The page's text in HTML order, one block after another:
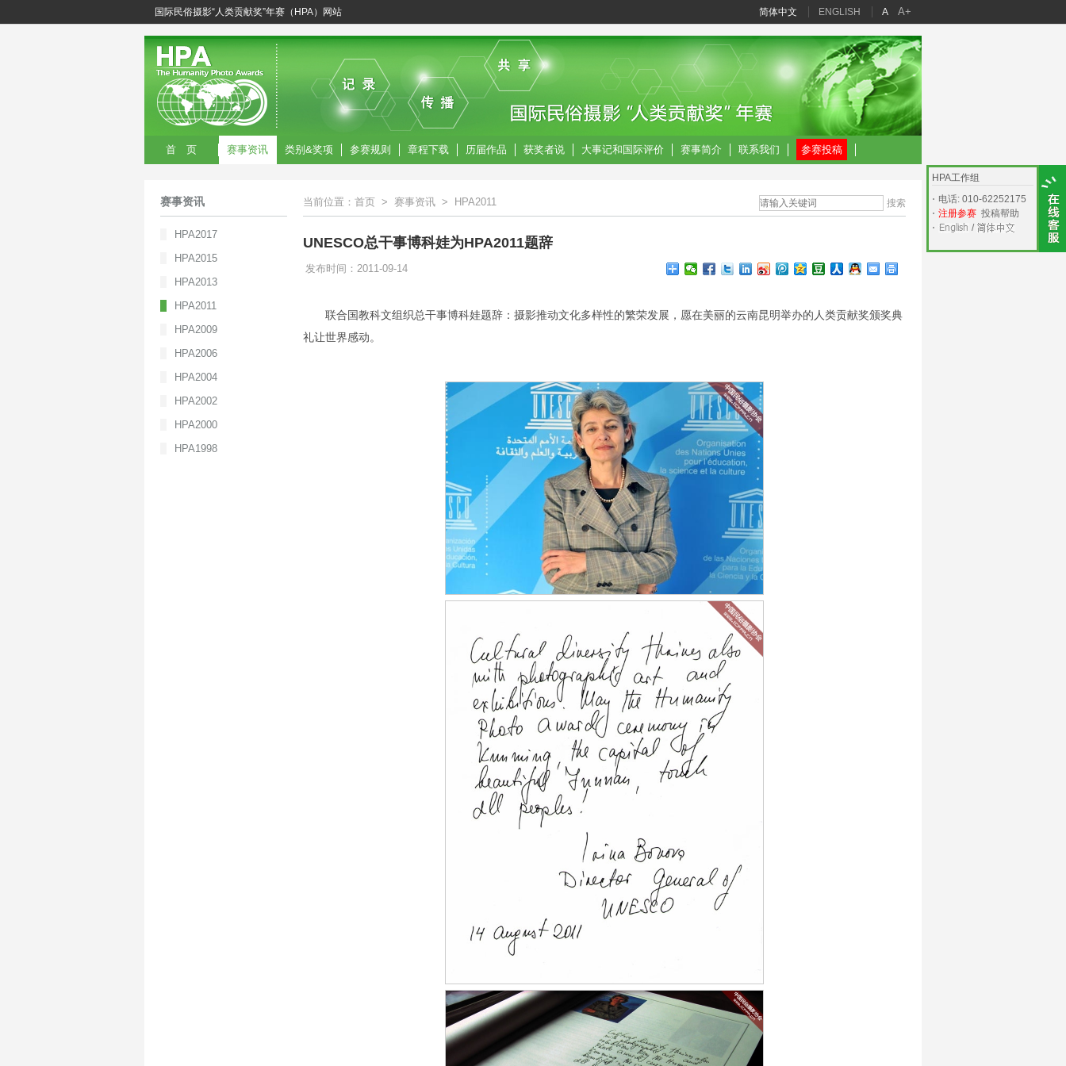
简体中文 ENGLISH A A+
国际民俗摄影“人类贡献奖”年赛（HPA）网站
首 页 赛事资讯 类别&奖项 参赛规则 章程下载 历届作品 获奖者说 大事记和国际评价 赛事简介 联系我们 参赛投稿
赛事资讯
HPA2017
HPA2015
HPA2013
HPA2011
HPA2009
HPA2006
HPA2004
HPA2002
HPA2000
HPA1998
当前位置： 首页 > 赛事资讯 > HPA2011
UNESCO总干事博科娃为HPA2011题辞
发布时间：2011-09-14
联合国教科文组织总干事博科娃题辞：摄影推动文化多样性的繁荣发展，愿在美丽的云南昆明举办的人类贡献奖颁奖典
礼让世界感动。
HPA工作组
电话: 010-62252175
注册参赛 投稿帮助
/